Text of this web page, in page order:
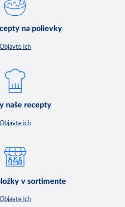
na polievky
Objavte ich
naše recepty
Objavte ich
v sortimente
Objavte ich